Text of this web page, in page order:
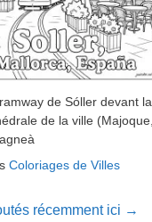
de Sóller devant la
de la ville (Majoque,
Coloriages de Villes
récemment ici →